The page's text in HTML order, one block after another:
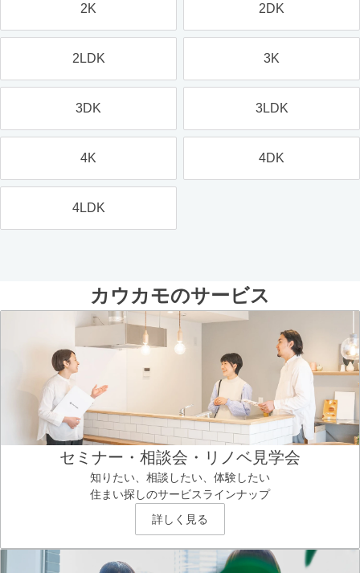
2K 2DK
2LDK 3K
3DK 3LDK
4K 4DK
4LDK
カウカモのサービス
セミナー・相談会・リノベ見学会
知りたい、相談したい、体験したい
住まい探しのサービスラインナップ
詳しく見る